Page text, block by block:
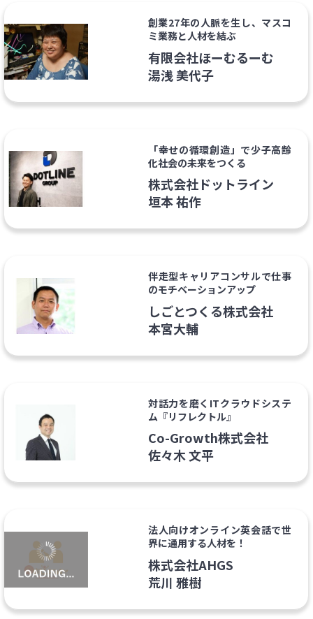
創業27年の人脈を生し、マスコ
ミ業務と人材を結ぶ
有限会社ほーむるーむ
湯浅 美代子
「幸せの循環創造」で少子高齢
化社会の未来をつくる
株式会社ドットライン
垣本 祐作
伴走型キャリアコンサルで仕事
のモチベーションアップ
しごとつくる株式会社
本宮大輔
対話力を磨くITクラウドシステ
ム『リフレクトル』
Co-Growth株式会社
佐々木 文平
法人向けオンライン英会話で世
界に通用する人材を！
株式会社AHGS
荒川 雅樹